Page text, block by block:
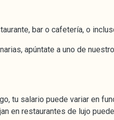
bar o cafetería, o
apúntate a uno de
tu salario puede variar en
en restaurantes de lujo